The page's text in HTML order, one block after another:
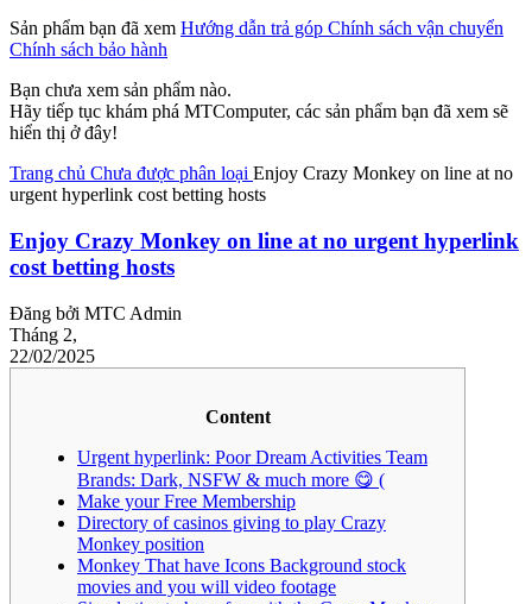
Sản phẩm bạn đã xem Hướng dẫn trả góp Chính sách vận chuyển
Chính sách bảo hành
Bạn chưa xem sản phẩm nào.
Hãy tiếp tục khám phá MTComputer, các sản phẩm bạn đã xem sẽ
hiển thị ở đây!
Trang chủ Chưa được phân loại Enjoy Crazy Monkey on line at no
urgent hyperlink cost betting hosts
Enjoy Crazy Monkey on line at no urgent hyperlink
cost betting hosts
Đăng bởi MTC Admin
Tháng 2,
22/02/2025
Content
Urgent hyperlink: Poor Dream Activities Team
Brands: Dark, NSFW & much more 😋 (
Make your Free Membership
Directory of casinos giving to play Crazy
Monkey position
Monkey That have Icons Background stock
movies and you will video footage